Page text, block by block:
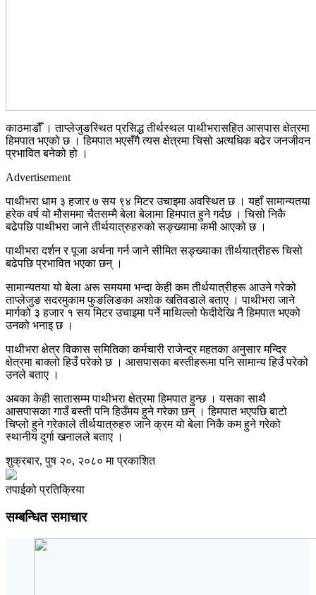
काठमाडौँ । ताप्लेजुङस्थित प्रसिद्ध तीर्थस्थल पाथीभरासहित आसपास क्षेत्रमा
हिमपात भएको छ । हिमपात भएसँगै त्यस क्षेत्रमा चिसो अत्यधिक बढेर जनजीवन
प्रभावित बनेको हो ।
Advertisement
पाथीभरा धाम ३ हजार ७ सय ९४ मिटर उचाइमा अवस्थित छ । यहाँ सामान्यतया
हरेक वर्ष यो मौसममा चैतसम्मै बेला बेलामा हिमपात हुने गर्दछ । चिसो निकै
बढेपछि पाथीभरा जाने तीर्थयात्रुहरुको सङ्ख्यामा कमी आएको छ ।
पाथीभरा दर्शन र पूजा अर्चना गर्न जाने सीमित सङ्ख्याका तीर्थयात्रीहरू चिसो
बढेपछि प्रभावित भएका छन् ।
सामान्यतया यो बेला अरू समयमा भन्दा केही कम तीर्थयात्रीहरू आउने गरेको
ताप्लेजुङ सदरमुकाम फुङलिङका अशोक खतिवडाले बताए । पाथीभरा जाने
मार्गको ३ हजार १ सय मिटर उचाइमा पर्ने माथिल्लो फेदीदेखि नै हिमपात भएको
उनको भनाइ छ ।
पाथीभरा क्षेत्र विकास समितिका कर्मचारी राजेन्द्र महतका अनुसार मन्दिर
क्षेत्रमा बाक्लो हिउँ परेको छ । आसपासका बस्तीहरूमा पनि सामान्य हिउँ परेको
उनले बताए ।
अबका केही सातासम्म पाथीभरा क्षेत्रमा हिमपात हुन्छ । यसका साथै
आसपासका गाउँ बस्ती पनि हिउँमय हुने गरेका छन् । हिमपात भएपछि बाटो
चिप्लो हुने गरेकाले तीर्थयात्रुहरु जाने क्रम यो बेला निकै कम हुने गरेको
स्थानीय दुर्गा खनालले बताए ।
शुक्रबार, पुष २०, २०८० मा प्रकाशित
तपाईको प्रतिक्रिया
सम्बन्धित समाचार